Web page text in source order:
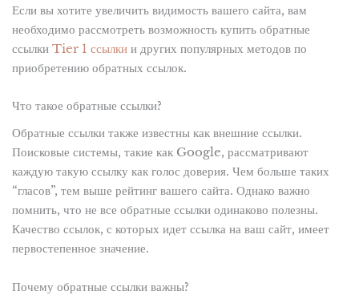
Если вы хотите увеличить видимость вашего сайта, вам
необходимо рассмотреть возможность купить обратные
ссылки Tier 1 ссылкии других популярных методов по
приобретению обратных ссылок.
Что такое обратные ссылки?
Обратные ссылки также известны как внешние ссылки.
Поисковые системы, такие как Google, рассматривают
каждую такую ссылку как голос доверия. Чем больше таких
“гласов”, тем выше рейтинг вашего сайта. Однако важно
помнить, что не все обратные ссылки одинаково полезны.
Качество ссылок, с которых идет ссылка на ваш сайт, имеет
первостепенное значение.
Почему обратные ссылки важны?